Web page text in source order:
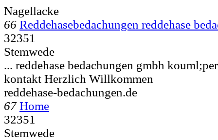
Nagellacke
66 Reddehasebedachungen reddehase
32351
Stemwede
... reddehase bedachungen gmbh
kontakt Herzlich Willkommen
reddehase-bedachungen.de
67 Home
32351
Stemwede